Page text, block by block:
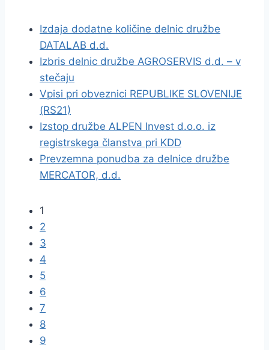
Izdaja dodatne količine delnic družbe
DATALAB d.d.
Izbris delnic družbe AGROSERVIS d.d. – v
stečaju
Vpisi pri obveznici REPUBLIKE SLOVENIJE
(RS21)
Izstop družbe ALPEN Invest d.o.o. iz
registrskega članstva pri KDD
Prevzemna ponudba za delnice družbe
MERCATOR, d.d.
1
2
3
4
5
6
7
8
9